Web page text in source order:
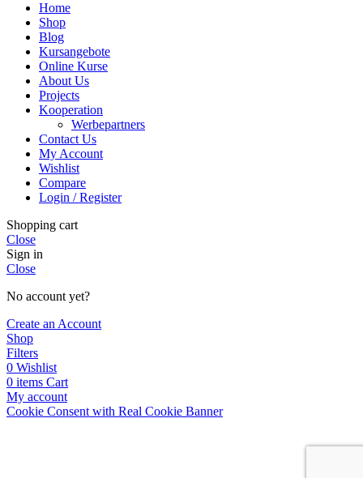
Home
Shop
Blog
Kursangebote
Online Kurse
About Us
Projects
Kooperation
Werbepartners
Contact Us
My Account
Wishlist
Compare
Login / Register
Shopping cart
Close
Sign in
Close
No account yet?
Create an Account
Shop
Filters
0 Wishlist
0 items Cart
My account
Cookie Consent with Real Cookie Banner